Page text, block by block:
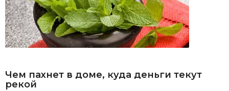
Чем пахнет в доме, куда деньги текут
рекой